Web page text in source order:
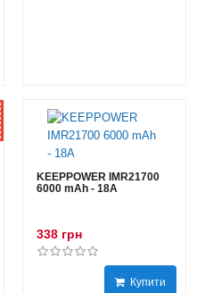
KEEPPOWER IMR21700
6000 mAh - 18А
338 грн
Купити